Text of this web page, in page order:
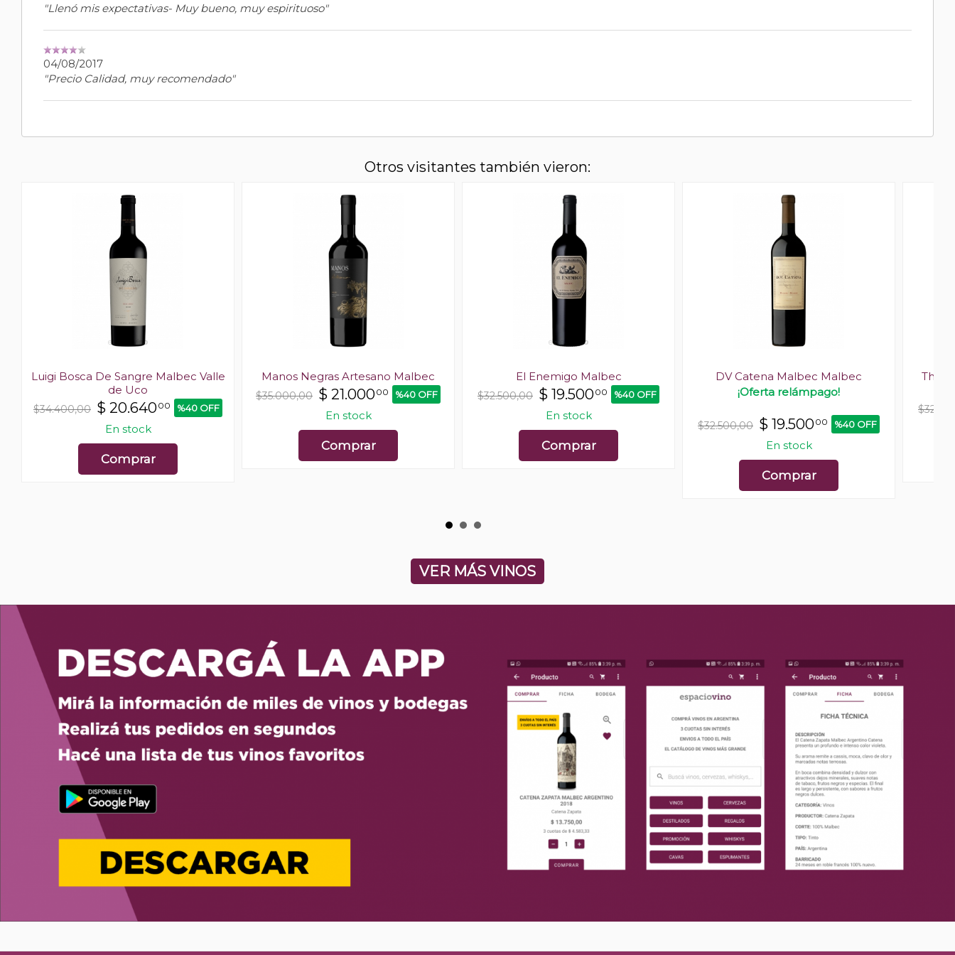
"Llenó mis expectativas- Muy bueno, muy espirituoso"
04/08/2017
"Precio Calidad, muy recomendado"
Otros visitantes también vieron:
Luigi Bosca De Sangre Malbec Valle
de Uco
$34.400,00 $ 20.64000 %40 OFF
En stock
Comprar
Manos Negras Artesano Malbec
$35.000,00 $ 21.00000 %40 OFF
En stock
Comprar
El Enemigo Malbec
$32.500,00 $ 19.50000 %40 OFF
En stock
Comprar
DV Catena Malbec Malbec
¡Oferta relámpago!
$32.500,00 $ 19.50000 %40 OFF
En stock
Comprar
The
VER MÁS VINOS